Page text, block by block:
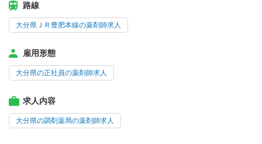
路線
大分県ＪＲ豊肥本線の薬剤師求人
雇用形態
大分県の正社員の薬剤師求人
求人内容
大分県の調剤薬局の薬剤師求人